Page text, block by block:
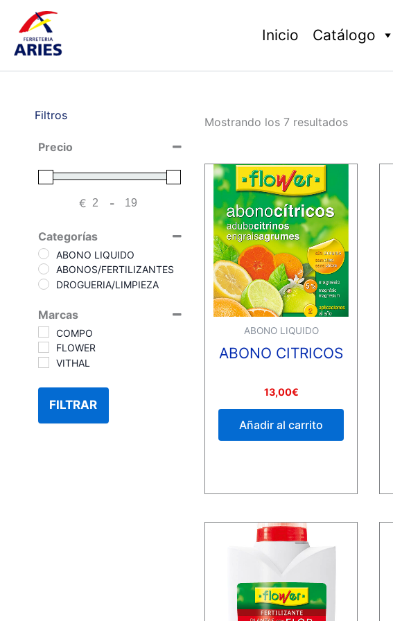
contenido
Inicio Catálogo
Filtros
Precio
€ Minimum Price
-Maximum Price
Categorías
ABONO LIQUIDO
ABONOS/FERTILIZANTES
DROGUERIA/LIMPIEZA
Marcas
COMPO
FLOWER
VITHAL
FILTRAR
Mostrando los 7 resultados
ABONO LIQUIDO
ABONO CITRICOS
0
13,00€
Añadir al carrito